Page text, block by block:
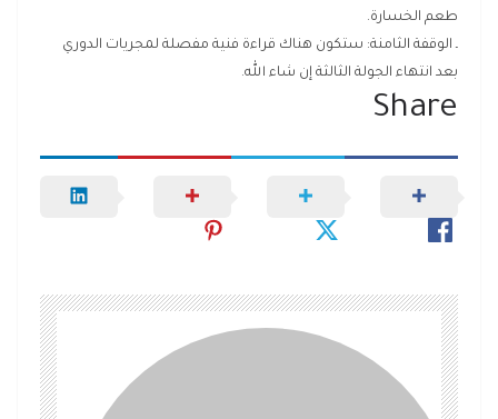
طعم الخسارة.
ـ الوقفة الثامنة: ستكون هناك قراءة فنية مفصلة لمجريات الدوري
بعد انتهاء الجولة الثالثة إن شاء الله.
Share